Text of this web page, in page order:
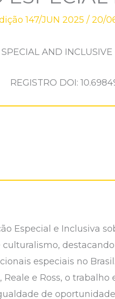
147/JUN 2025 /20/
AND
REGISTRO DOI:
Especial e Inclusiva
especiais no
e Ross, o
de